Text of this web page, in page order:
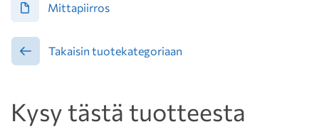
Mittapiirros
Takaisin tuotekategoriaan
Kysy tästä tuotteesta